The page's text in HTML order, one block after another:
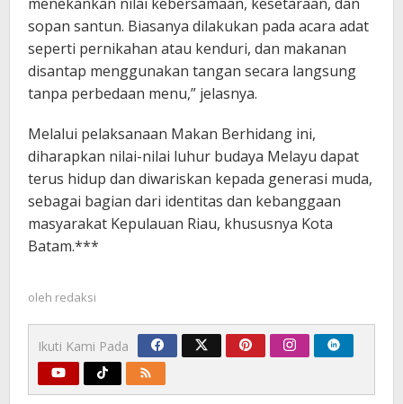
sopan santun. Biasanya dilakukan pada acara adat
seperti pernikahan atau kenduri, dan makanan
disantap menggunakan tangan secara langsung
tanpa perbedaan menu,” jelasnya.
Melalui pelaksanaan Makan Berhidang ini,
diharapkan nilai-nilai luhur budaya Melayu dapat
terus hidup dan diwariskan kepada generasi muda,
sebagai bagian dari identitas dan kebanggaan
masyarakat Kepulauan Riau, khususnya Kota
Batam.***
oleh redaksi
Ikuti Kami Pada